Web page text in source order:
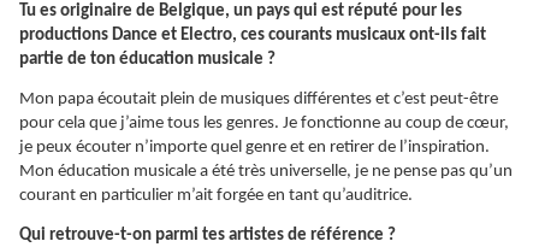
Tu es originaire de Belgique, un pays qui est réputé pour les
productions Dance et Electro, ces courants musicaux ont-ils fait
partie de ton éducation musicale ?
Mon papa écoutait plein de musiques différentes et c’est peut-être
pour cela que j’aime tous les genres. Je fonctionne au coup de cœur,
je peux écouter n’importe quel genre et en retirer de l’inspiration.
Mon éducation musicale a été très universelle, je ne pense pas qu’un
courant en particulier m’ait forgée en tant qu’auditrice.
Qui retrouve-t-on parmi tes artistes de référence ?